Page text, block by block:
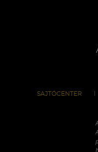
SAJTÓCENTER